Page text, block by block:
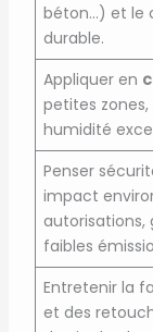
béton…) et le
durable.
Appliquer en
petites
humidité
Penser
impact
autorisations,
faibles
Entretenir la
et des